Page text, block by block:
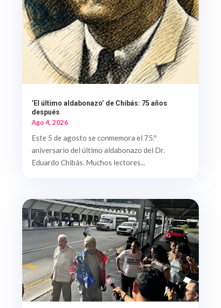
‘El último aldabonazo’ de Chibás: 75 años
después
Ago 4, 2026
Este 5 de agosto se conmemora el 75.º
aniversario del último aldabonazo del Dr.
Eduardo Chibás. Muchos lectores...